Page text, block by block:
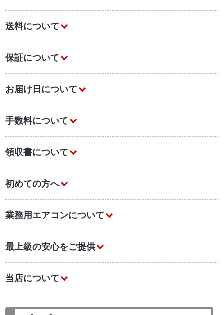
送料について
保証について
お届け日について
手数料について
領収書について
初めての方へ
業務用エアコンについて
最上級の安心をご提供
当店について